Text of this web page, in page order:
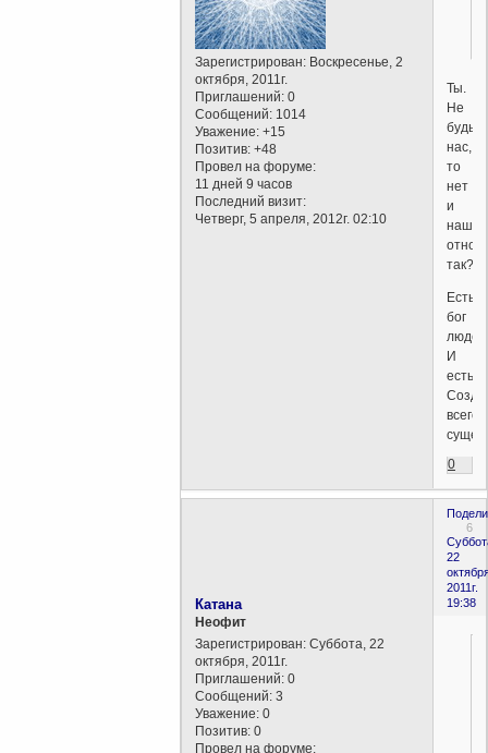
Зарегистрирован: Воскресенье, 2
октября, 2011г.
Приглашений: 0
Сообщений: 1014
Уважение: +15
Позитив: +48
Провел на форуме:
11 дней 9 часов
Последний визит:
Четверг, 5 апреля, 2012г. 02:10
Ты.
Не
будь
нас,
то
нет
и
так?
Есть
бог
И
есть
всего
0
6
22
2011г.
19:38
Катана
Неофит
Зарегистрирован: Суббота, 22
октября, 2011г.
Приглашений: 0
Сообщений: 3
Уважение: 0
Позитив: 0
Провел на форуме: